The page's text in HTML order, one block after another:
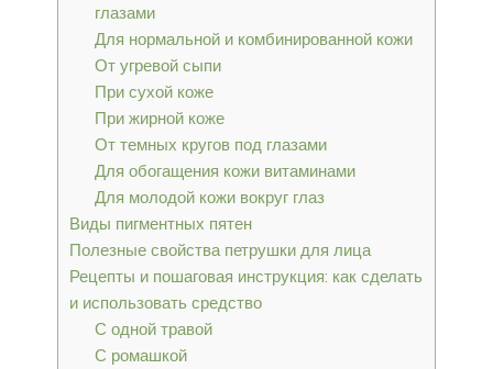
глазами
Для нормальной и комбинированной кожи
От угревой сыпи
При сухой коже
При жирной коже
От темных кругов под глазами
Для обогащения кожи витаминами
Для молодой кожи вокруг глаз
Виды пигментных пятен
Полезные свойства петрушки для лица
Рецепты и пошаговая инструкция: как сделать
и использовать средство
С одной травой
С ромашкой